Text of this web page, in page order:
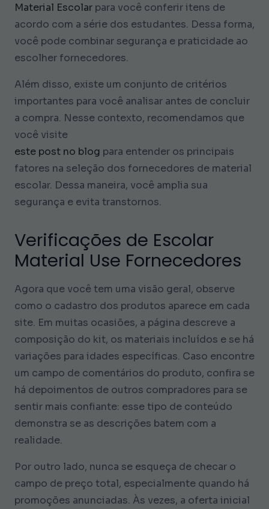
Material Escolar para você conferir itens de
acordo com a série dos estudantes. Dessa forma,
você pode combinar segurança e praticidade ao
escolher fornecedores.
Além disso, existe um conjunto de critérios
importantes para você analisar antes de concluir
a compra. Nesse contexto, recomendamos que
você visite
este post no blog para entender os principais
fatores na seleção dos fornecedores de material
escolar. Dessa maneira, você amplia sua
segurança e evita transtornos.
Verificações de Escolar
Material Use Fornecedores
Agora que você tem uma visão geral, observe
como o cadastro dos produtos aparece em cada
site. Em muitas ocasiões, a página descreve a
composição do kit, os materiais incluídos e se há
variações para idades específicas. Caso encontre
um campo de comentários do produto, confira se
há depoimentos de outros compradores para se
sentir mais confiante: esse tipo de conteúdo
demonstra se as descrições batem com a
realidade.
Por outro lado, nunca se esqueça de checar o
campo de preço total, especialmente quando há
promoções anunciadas. Às vezes, a oferta inicial